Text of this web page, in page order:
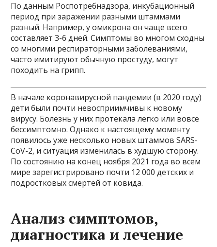
По данным Роспотребнадзора, инкубационный
период при заражении разными штаммами
разный. Например, у омикрона он чаще всего
составляет 3-6 дней. Симптомы во многом сходны
со многими респираторными заболеваниями,
часто имитируют обычную простуду, могут
походить на грипп.
В начале коронавирусной пандемии (в 2020 году)
дети были почти невосприимчивы к новому
вирусу. Болезнь у них протекала легко или вовсе
бессимптомно. Однако к настоящему моменту
появилось уже несколько новых штаммов SARS-
CoV-2, и ситуация изменилась в худшую сторону.
По состоянию на конец ноября 2021 года во всем
мире зарегистрировано почти 12 000 детских и
подростковых смертей от ковида.
Анализ симптомов,
диагностика и лечение